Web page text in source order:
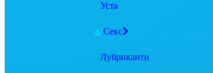
Уста
Секс
Лубриканти